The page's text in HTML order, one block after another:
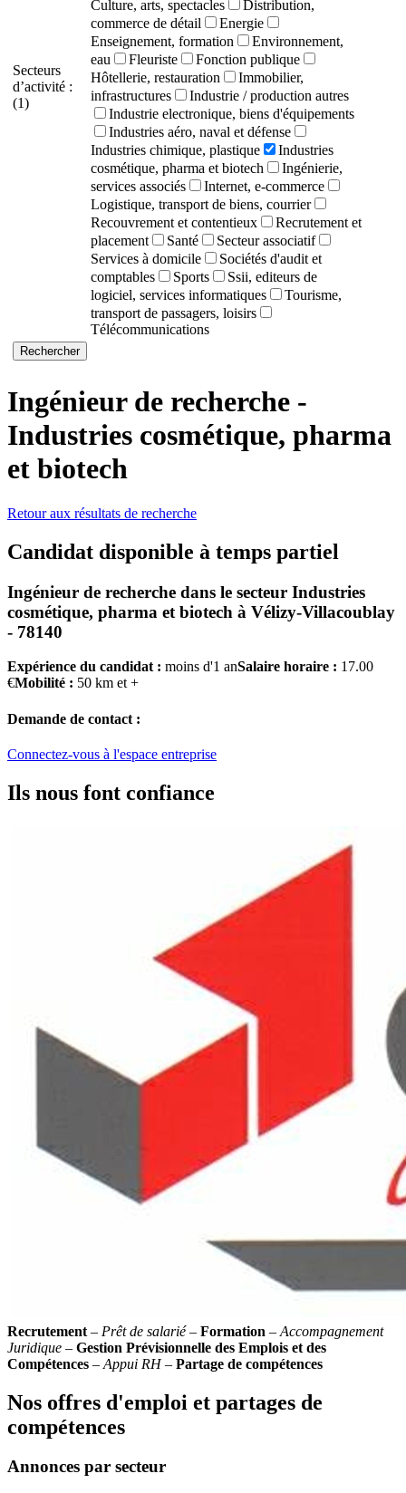
Secteurs
d’activité :
(1)
Culture, arts, spectacles
Distribution,
commerce de détail
Energie
Enseignement, formation
Environnement,
eau
Fleuriste
Fonction publique
Hôtellerie, restauration
Immobilier,
infrastructures
Industrie / production autres
Industrie electronique, biens d'équipements
Industries aéro, naval et défense
Industries chimique, plastique
Industries
cosmétique, pharma et biotech
Ingénierie,
services associés
Internet, e-commerce
Logistique, transport de biens, courrier
Recouvrement et contentieux
Recrutement et
placement
Santé
Secteur associatif
Services à domicile
Sociétés d'audit et
comptables
Sports
Ssii, editeurs de
logiciel, services informatiques
Tourisme,
transport de passagers, loisirs
Télécommunications
Ingénieur de recherche -
Industries cosmétique, pharma
et biotech
Retour aux résultats de recherche
Candidat disponible à temps partiel
Ingénieur de recherche dans le secteur Industries
cosmétique, pharma et biotech à Vélizy-Villacoublay
- 78140
Expérience du candidat : moins d'1 anSalaire horaire : 17.00
€Mobilité : 50 km et +
Demande de contact :
Connectez-vous à l'espace entreprise
Ils nous font confiance
Recrutement – Prêt de salarié– Formation – Accompagnement
Juridique – Gestion Prévisionnelle des Emplois et des
Compétences – Appui RH– Partage de compétences
Nos offres d'emploi et partages de
compétences
Annonces par secteur